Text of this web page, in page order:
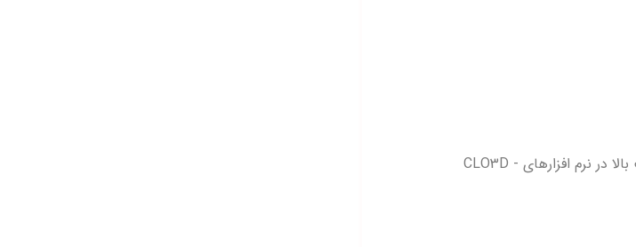
پس از دانلود فایل را از حالت فشرده خارج کنید و آن را با کیفیت بالا در نرم افزارهای CLO3D -